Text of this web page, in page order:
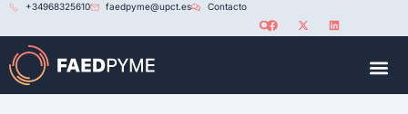
+34968325610 faedpyme@upct.es Contacto